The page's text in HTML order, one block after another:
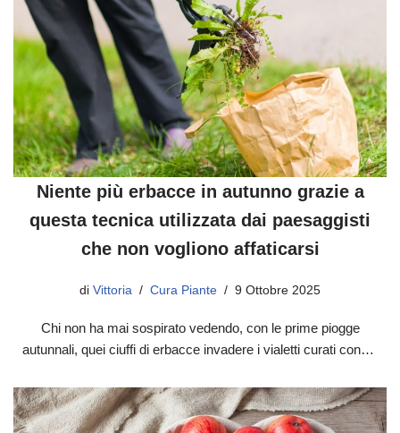
Niente più erbacce in autunno grazie a
questa tecnica utilizzata dai paesaggisti
che non vogliono affaticarsi
di Vittoria Cura Piante 9 Ottobre 2025
Chi non ha mai sospirato vedendo, con le prime piogge
autunnali, quei ciuffi di erbacce invadere i vialetti curati con…